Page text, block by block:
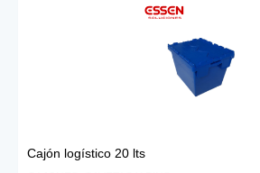
Cajón logístico 20 lts